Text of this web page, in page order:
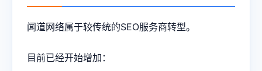
闻道网络属于较传统的SEO服务商转型。
目前已经开始增加：